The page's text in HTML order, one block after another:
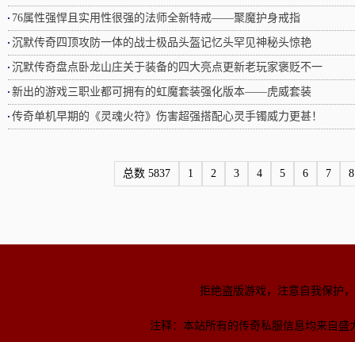
76属性强悍且实用性很强的法师全新特戒——聚魔护身戒指
沉默传奇四顶攻防一体的战士极品头盔记忆头罕见神秘头惊艳
沉默传奇盘点卧龙山庄关于装备的四大亮点更新老玩家褒贬不一
新出的游戏三职业都可拥有的虹魔套装强化版本——虎威套装
传奇单机早期的《灵魂火符》伤害超强搭配心灵手镯威力更甚！
总数 5837 1 2 3 4 5 6 7 8
拒绝盗版游戏，注意自我保护
注释：本站所有的传奇私服信息均来自